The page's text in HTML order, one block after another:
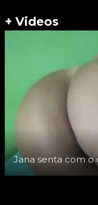
+ Videos